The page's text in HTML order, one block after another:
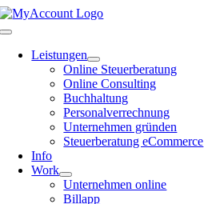
Zum
Inhalt
Toggle
NavigationLeistungen
Online Steuerberatung
Online Consulting
Buchhaltung
Personalverrechnung
Unternehmen gründen
Steuerberatung eCommerce
Info
Work
Unternehmen online
Billapp